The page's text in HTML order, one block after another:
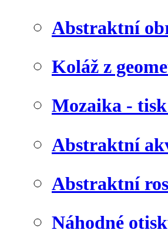
Abstraktní
Koláž z
Mozaika -
Abstraktní
Abstraktní
Náhodné